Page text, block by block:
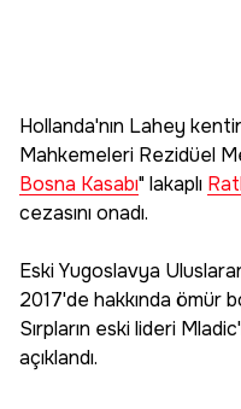
Hollanda'nın Lahey
Mahkemeleri Rezidüel
Bosna Kasabı" lakaplı
cezasını onadı.
Eski Yugoslavya
2017'de hakkında ömür
Sırpların eski lideri
açıklandı.